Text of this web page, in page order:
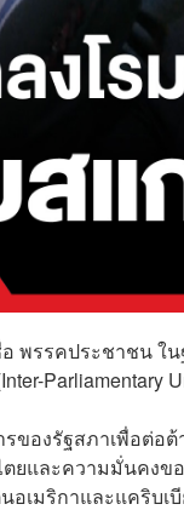
พรรคประชาชน ใ
Parliamentary
รของรัฐสภาเพื่อ
และความมั่นคงข
เมริกาและแคริบเ